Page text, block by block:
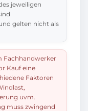
jeweiligen
gelten nicht als
Fachhandwerker
Kauf eine
Faktoren
uvm.
muss zwingend